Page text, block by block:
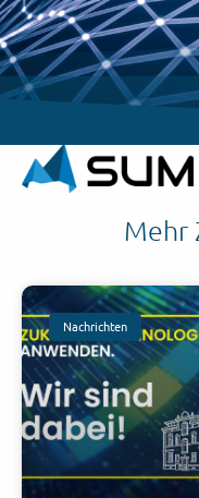
Mehr
Nachrichten